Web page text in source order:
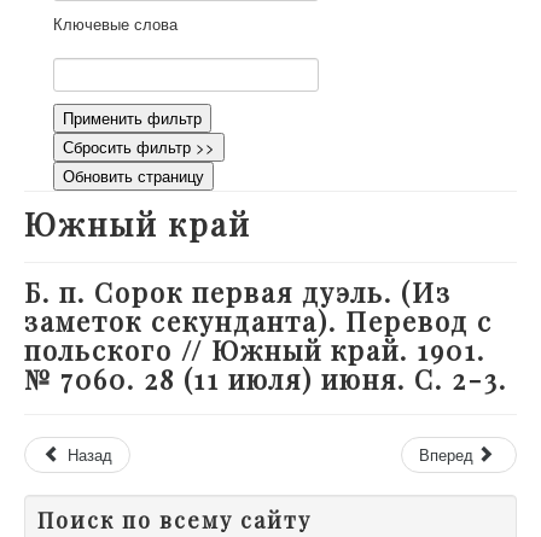
Контакты
Ключевые слова
Применить фильтр
Сбросить фильтр >>
Обновить страницу
Южный край
Б. п. Сорок первая дуэль. (Из
заметок секунданта). Перевод с
польского // Южный край. 1901.
№ 7060. 28 (11 июля) июня. С. 2-3.
Назад Вперед
Поиск по всему сайту